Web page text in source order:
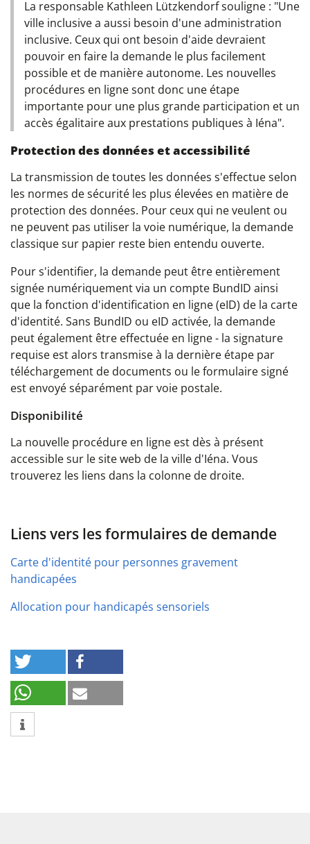
La responsable Kathleen Lützkendorf souligne : "Une
ville inclusive a aussi besoin d'une administration
inclusive. Ceux qui ont besoin d'aide devraient
pouvoir en faire la demande le plus facilement
possible et de manière autonome. Les nouvelles
procédures en ligne sont donc une étape
importante pour une plus grande participation et un
accès égalitaire aux prestations publiques à Iéna".
Protection des données et accessibilité
La transmission de toutes les données s'effectue selon
les normes de sécurité les plus élevées en matière de
protection des données. Pour ceux qui ne veulent ou
ne peuvent pas utiliser la voie numérique, la demande
classique sur papier reste bien entendu ouverte.
Pour s'identifier, la demande peut être entièrement
signée numériquement via un compte BundID ainsi
que la fonction d'identification en ligne (eID) de la carte
d'identité. Sans BundID ou eID activée, la demande
peut également être effectuée en ligne - la signature
requise est alors transmise à la dernière étape par
téléchargement de documents ou le formulaire signé
est envoyé séparément par voie postale.
Disponibilité
La nouvelle procédure en ligne est dès à présent
accessible sur le site web de la ville d'Iéna. Vous
trouverez les liens dans la colonne de droite.
Liens vers les formulaires de demande
Carte d'identité pour personnes gravement
handicapées
Allocation pour handicapés sensoriels